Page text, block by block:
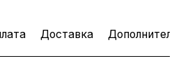
Доставка